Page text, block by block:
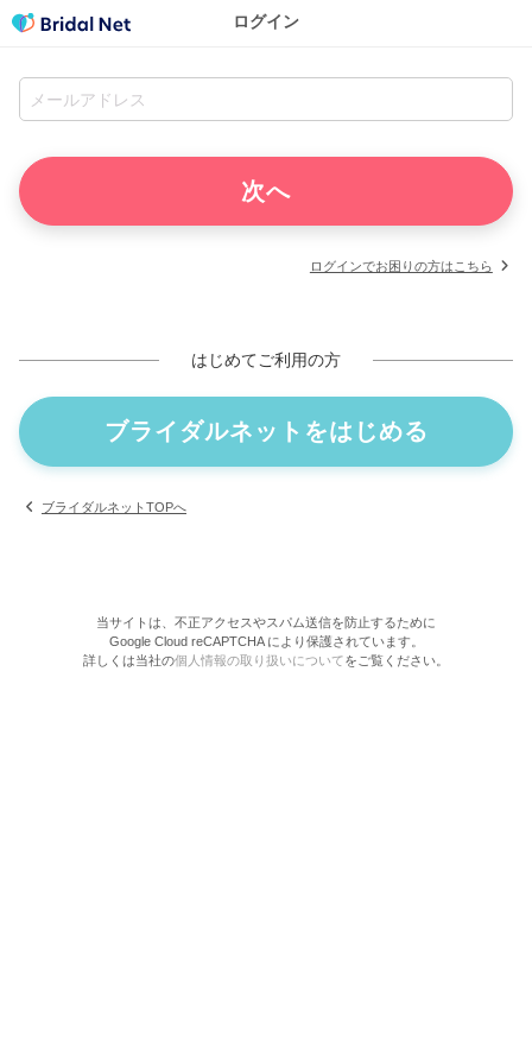
ログイン
ログインでお困りの方はこちら
はじめてご利用の方
ブライダルネットをはじめる
ブライダルネットTOPへ
当サイトは、不正アクセスやスパム送信を防止するために
Google Cloud reCAPTCHA により保護されています。
詳しくは当社の個人情報の取り扱いについてをご覧ください。